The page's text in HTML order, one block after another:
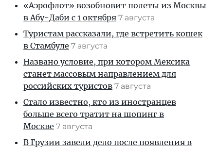
«Аэрофлот» возобновит полеты из Москвы
в Абу-Даби с 1 октября 7 августа
Туристам рассказали, где встретить кошек
в Стамбуле 7 августа
Названо условие, при котором Мексика
станет массовым направлением для
российских туристов 7 августа
Стало известно, кто из иностранцев
больше всего тратит на шопинг в
Москве 7 августа
В Грузии завели дело после появления в